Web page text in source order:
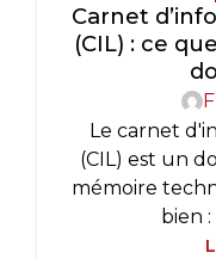
Carnet
(CIL) : ce
Le carnet
(CIL) est un
mémoire
bien